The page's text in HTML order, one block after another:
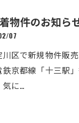
物件のお知ら
07
川区で新規物件販
京都線「十三駅
気に…